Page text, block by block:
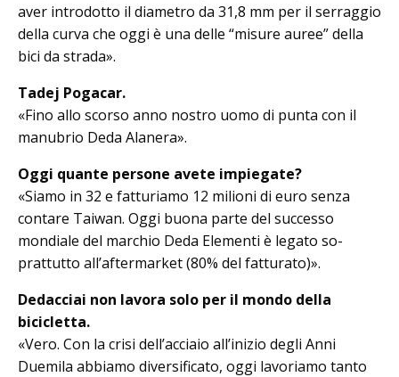
aver introdotto il diametro da 31,8 mm per il serraggio
della curva che oggi è una delle “misure auree” della
bici da strada».
Tadej Pogacar.
«Fino allo scorso anno nostro uomo di punta con il
manubrio Deda Alanera».
Oggi quante persone avete impiegate?
«Siamo in 32 e fatturiamo 12 milioni di euro senza
contare Taiwan. Oggi buo­na parte del successo
mondiale del mar­chio Deda Elementi è legato so­
prattutto all’aftermarket (80% del fatturato)».
Dedacciai non lavora solo per il mondo della
bicicletta.
«Vero. Con la crisi dell’acciaio all’inizio degli Anni
Duemila abbiamo diversificato, oggi lavoriamo tanto